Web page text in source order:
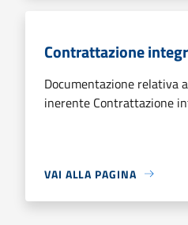
Contrattazione
Documentazione relativa
inerente Contrattazione
VAI ALLA PAGINA